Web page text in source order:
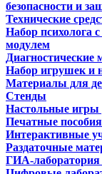
безопасности и
Технические
Набор психолога
модулем
Диагностические
Набор игрушек и
Материалы для
Стенды
Настольные игры
Печатные
Интерактивные
Раздаточные
ГИА-лаборатория